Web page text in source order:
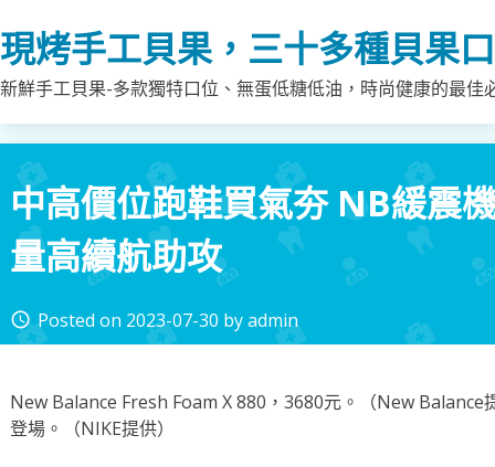
to
content
現烤手工貝果，三十多種貝果
新鮮手工貝果-多款獨特口位、無蛋低糖低油，時尚健康的最
中高價位跑鞋買氣夯 NB緩震
量高續航助攻
access_time Posted on 2023-07-30 byadmin
New Balance Fresh Foam X 880，3680元。（New
登場。（NIKE提供）